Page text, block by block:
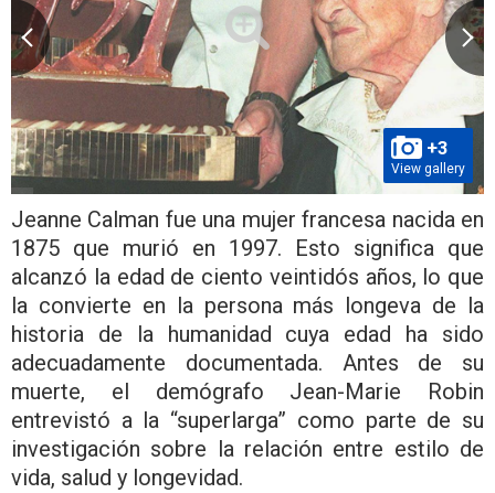
+3
View gallery
Jeanne Calman fue una mujer francesa nacida en
1875 que murió en 1997. Esto significa que
alcanzó la edad de ciento veintidós años, lo que
la convierte en la persona más longeva de la
historia de la humanidad cuya edad ha sido
adecuadamente documentada. Antes de su
muerte, el demógrafo Jean-Marie Robin
entrevistó a la “superlarga” como parte de su
investigación sobre la relación entre estilo de
vida, salud y longevidad.